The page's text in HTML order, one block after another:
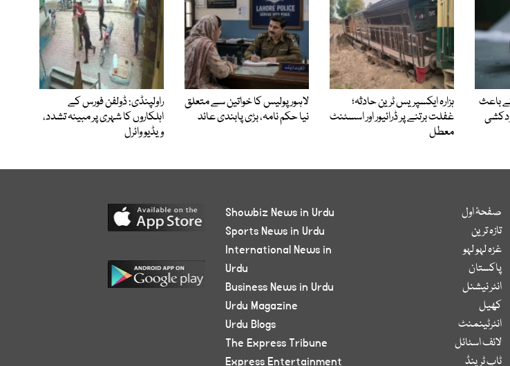
باعث
ہزارہ ایکسپریس ٹرین حادثہ؛
غفلت برتنے پر ڈرائیور اور اسسٹنٹ
معطل
لاہور پولیس کا خواتین سے متعلق
نیا حکم نامہ، بڑی پابندی عائد
راولپنڈی: ڈولفن فورس کے
اہلکاروں کا شہری پر مبینہ تشدد،
ویڈیو وائرل
صفحۂ اول
تازہ ترین
غزہ لہو لہو
پاکستان
انٹر نیشنل
کھیل
انٹرٹینمنٹ
لائف اسٹائل
ٹاپ ٹرینڈ
Showbiz News in Urdu
Sports News in Urdu
International News in
Urdu
Business News in Urdu
Urdu Magazine
Urdu Blogs
The Express Tribune
Express Entertainment